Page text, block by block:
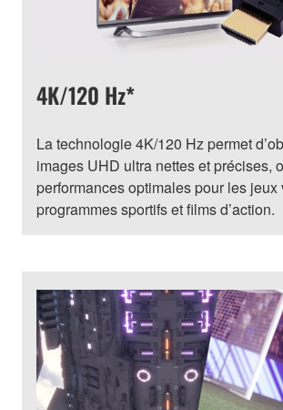
4K/120 Hz*
La technologie 4K/120 Hz permet
images UHD ultra nettes et précises,
performances optimales pour les jeux
programmes sportifs et films d’action.